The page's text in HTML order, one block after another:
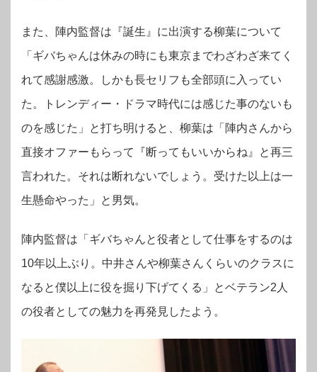
また、陣内監督は『誕生』に出演する柳葉について
「ギバちゃんは休みの時にも東京までわざわざ来てく
れて感謝感激。しかも長セリフも全部頭に入ってい
た。
トレンディー・ドラマ時代には感じた事のないも
のを感じた」と打ち明けると、柳葉は「陣内さんから
直接オファーもらって『断ってもいいからね』と再三
言われた。それは断れないでしょう。受けた以上は一
生懸命やった」と男気。
陣内監督は「ギバちゃんと役者として仕事をするのは
10年以上ぶり。中井さんや柳葉さんくらいのクラスに
なると僕以上に役を掘り下げてくる」とベテラン2人
の役者としての魅力を再発見したよう。